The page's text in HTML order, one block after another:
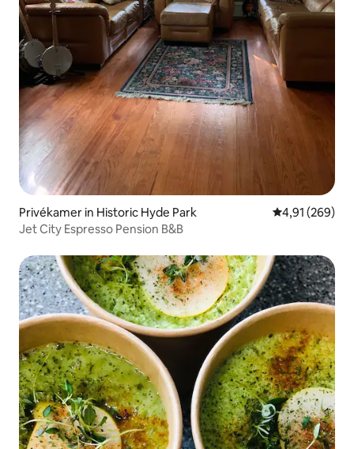
Privékamer in Historic Hyde Park Gemiddelde
4,91 (269)
Jet City Espresso Pension B&B